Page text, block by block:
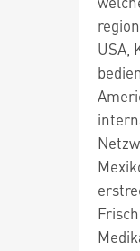
USA,